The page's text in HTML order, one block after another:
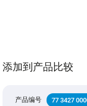
添加到产品比较
产品编号 77 3427